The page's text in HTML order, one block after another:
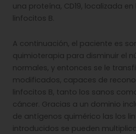
una proteína, CD19, localizada
linfocitos B.
A continuación, el paciente es
quimioterapia para disminuir el
normales, y entonces se le
modificados, capaces de
linfocitos B, tanto los sanos
cáncer. Gracias a un dominio
de antígenos quimérico las los
introducidos se pueden